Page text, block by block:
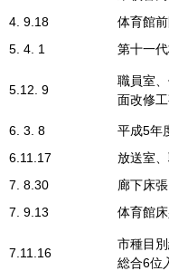
4. 9.18
体育館
5. 4. 1
第十一
5.12. 9
職員室
面改修
6. 3. 8
平成5年
6.11.17
放送室
7. 8.30
廊下床
7. 9.13
体育館
7.11.16
市種目
総合6位